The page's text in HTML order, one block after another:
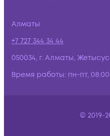
Алматы
+7 727 344 34 44
050034, г. Алматы,
Время работы: пн-пт,
© 2019-